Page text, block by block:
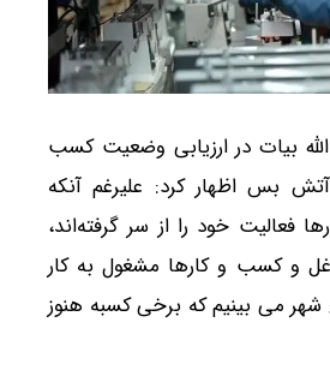
بیات در ارزیابی وضعیت کسب
بس اظهار کرد: علیرغم آنکه
فعالیت خود را از سر گرفته‌اند،
و کسب و کارها مشغول به کار
می بینیم که برخی کسبه هنوز